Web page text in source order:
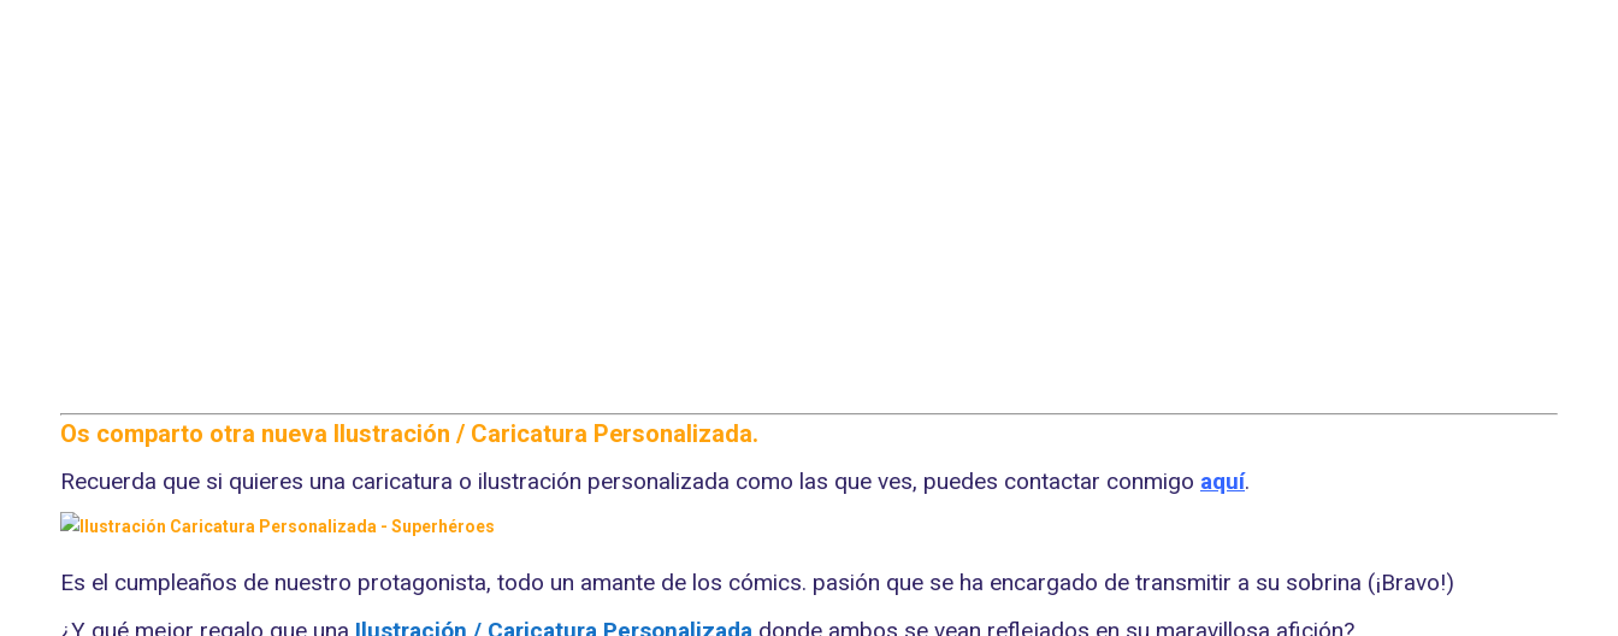
Os comparto otra nueva Ilustración / Caricatura Personalizada.
Recuerda que si quieres una caricatura o ilustración personalizada como las que ves, puedes contactar conmigo aquí.
Es el cumpleaños de nuestro protagonista, todo un amante de los cómics. pasión que se ha encargado de transmitir a su sobrina (¡Bravo!)